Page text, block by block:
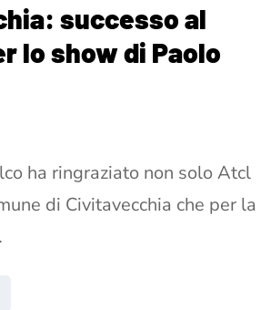
successo al
lo show di Paolo
ha ringraziato non solo Atcl
di Civitavecchia che per la